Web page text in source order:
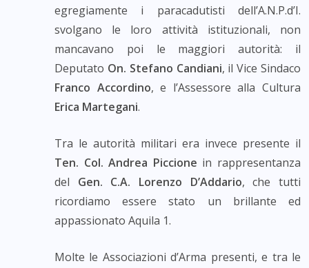
egregiamente i paracadutisti dell’A.N.P.d’I.
svolgano le loro attività istituzionali, non
mancavano poi le maggiori autorità: il
Deputato On. Stefano Candiani, il Vice Sindaco
Franco Accordino, e l’Assessore alla Cultura
Erica Martegani.
Tra le autorità militari era invece presente il
Ten. Col. Andrea Piccione in rappresentanza
del Gen. C.A. Lorenzo D’Addario, che tutti
ricordiamo essere stato un brillante ed
appassionato Aquila 1.
Molte le Associazioni d’Arma presenti, e tra le